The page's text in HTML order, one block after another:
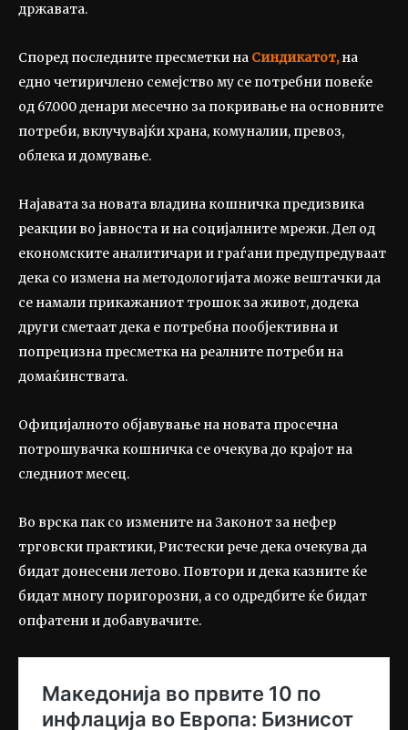
државата.
Според последните пресметки на Синдикатот,на
едно четиричлено семејство му се потребни повеќе
од 67.000 денари месечно за покривање на основните
потреби, вклучувајќи храна, комуналии, превоз,
облека и домување.
Најавата за новата владина кошничка предизвика
реакции во јавноста и на социјалните мрежи. Дел од
економските аналитичари и граѓани предупредуваат
дека со измена на методологијата може вештачки да
се намали прикажаниот трошок за живот, додека
други сметаат дека е потребна пообјективна и
попрецизна пресметка на реалните потреби на
домаќинствата.
Официјалното објавување на новата просечна
потрошувачка кошничка се очекува до крајот на
следниот месец.
Во врска пак со измените на Законот за нефер
трговски практики, Ристески рече дека очекува да
бидат донесени летово. Повтори и дека казните ќе
бидат многу поригорозни, а со одредбите ќе бидат
опфатени и добавувачите.